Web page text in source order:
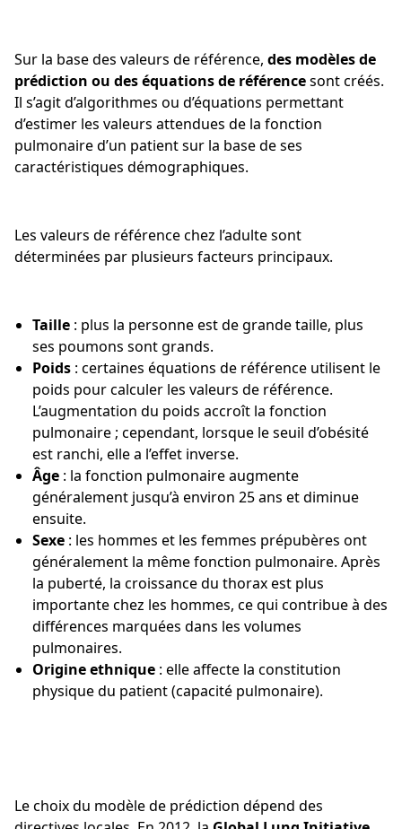
Sur la base des valeurs de référence, des modèles de
prédiction ou des équations de référencesont créés.
Il s’agit d’algorithmes ou d’équations permettant
d’estimer les valeurs attendues de la fonction
pulmonaire d’un patient sur la base de ses
caractéristiques démographiques.
Les valeurs de référence chez l’adulte sont
déterminées par plusieurs facteurs principaux.
Taille : plus la personne est de grande taille, plus
ses poumons sont grands.
Poids : certaines équations de référence utilisent le
poids pour calculer les valeurs de référence.
L’augmentation du poids accroît la fonction
pulmonaire ; cependant, lorsque le seuil d’obésité
est ranchi, elle a l’effet inverse.
Âge : la fonction pulmonaire augmente
généralement jusqu’à environ 25 ans et diminue
ensuite.
Sexe : les hommes et les femmes prépubères ont
généralement la même fonction pulmonaire. Après
la puberté, la croissance du thorax est plus
importante chez les hommes, ce qui contribue à des
différences marquées dans les volumes
pulmonaires.
Origine ethnique : elle affecte la constitution
physique du patient (capacité pulmonaire).
Le choix du modèle de prédiction dépend des